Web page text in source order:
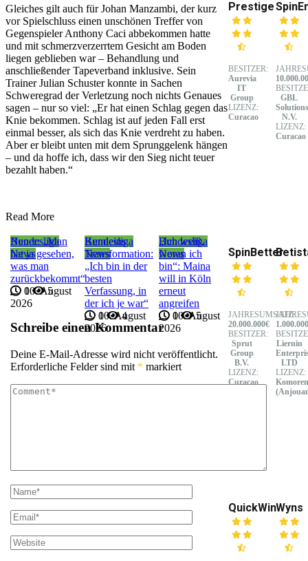
Gleiches gilt auch für Johan Manzambi, der kurz
vor Spielschluss einen unschönen Treffer von
Gegenspieler Anthony Caci abbekommen hatte
und mit schmerzverzerrtem Gesicht am Boden
liegen geblieben war – Behandlung und
anschließender Tapeverband inklusive. Sein
Trainer Julian Schuster konnte in Sachen
Schweregrad der Verletzung noch nichts Genaues
sagen – nur so viel: „Er hat einen Schlag gegen das
Knie bekommen. Schlag ist auf jeden Fall erst
einmal besser, als sich das Knie verdreht zu haben.
Aber er bleibt unten mit dem Sprunggelenk hängen
– und da hoffe ich, dass wir den Sieg nicht teuer
bezahlt haben.“
Read More
Bundesliga
News
Neuer: „Man
hat ja gesehen,
was man
zurückbekommt“
10. August
2026
0 5
Bundesliga
News
Kemleins
Transformation:
„Ich bin in der
besten
Verfassung, in
der ich je war“
10. August
2026
0 4
Bundesliga
News
„Ich weiß,
woran ich
bin“: Maina
will in Köln
erneut
angreifen
10. August
2026
0 5
Schreibe einen Kommentar
Deine E-Mail-Adresse wird nicht veröffentlicht.
Erforderliche Felder sind mit * markiert
Prestige
BESITZER:
Aurevia
IT
Group
LIZENZ:
Curacao
GBL
Solutions
N.V.
LIZENZ:
Curacao
SpinBetter
JAHRESUMSATZ:
20.000.000€
BESITZER:
Sprut
Group
B.V.
LIZENZ:
Curacao
Liernin
LTD
LIZENZ:
Komoren
QuickWinWyns